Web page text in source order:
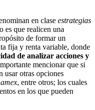
en clase estrategias
es que realicen una
de formar un
fija y renta variable, donde
de analizar acciones y
mencionar que si
usar otras opciones
, entre otros; los cuales
en los que pueden